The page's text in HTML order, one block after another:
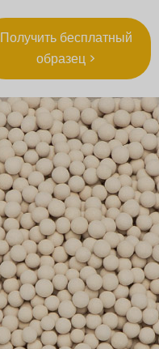
Получить бесплатный
образец >